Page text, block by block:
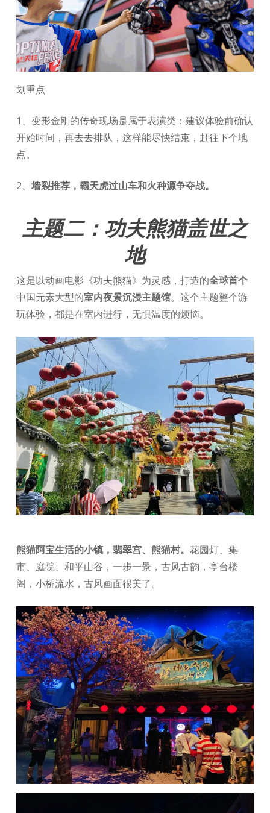
划重点
1、变形金刚的传奇现场是属于表演类：建议体验前确认
开始时间，再去去排队，这样能尽快结束，赶往下个地
点。
2、 墙裂推荐，霸天虎过山车和火种源争夺战。
主题二：功夫熊猫盖世之
地
这是以动画电影《功夫熊猫》为灵感，打造的全球首个
中国元素大型的室内夜景沉浸主题馆。这个主题整个游
玩体验，都是在室内进行，无惧温度的烦恼。
熊猫阿宝生活的小镇，翡翠宫、熊猫村。 花园灯、集
市、庭院、和平山谷，一步一景，古风古韵，亭台楼
阁，小桥流水，古风画面很美了。